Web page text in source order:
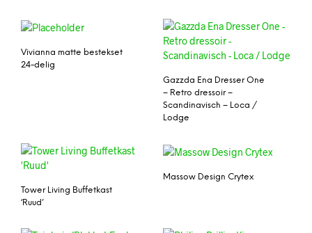
Vivianna matte bestekset
24-delig
Gazzda Ena Dresser One
– Retro dressoir –
Scandinavisch – Loca /
Lodge
Tower Living Buffetkast
‘Ruud’
Massow Design Crytex